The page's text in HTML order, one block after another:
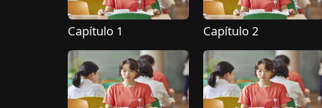
Capítulo 1 Capítulo 2